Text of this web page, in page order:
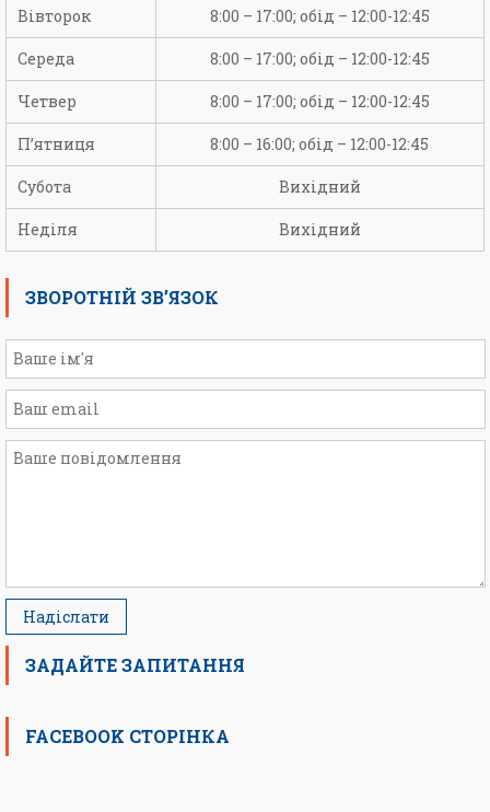
Вівторок 8:00 – 17:00; обід – 12:00-12:45
Середа 8:00 – 17:00; обід – 12:00-12:45
Четвер 8:00 – 17:00; обід – 12:00-12:45
П’ятниця 8:00 – 16:00; обід – 12:00-12:45
Субота Вихідний
Неділя Вихідний
ЗВОРОТНІЙ ЗВ’ЯЗОК
ЗАДАЙТЕ ЗАПИТАННЯ
FACEBOOK СТОРІНКА